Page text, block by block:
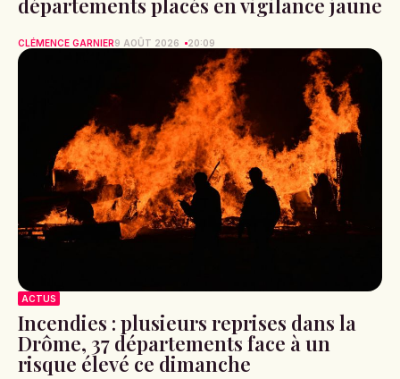
départements placés en vigilance jaune
CLÉMENCE GARNIER9 AOÛT 2026 20:09
ACTUS
Incendies : plusieurs reprises dans la
Drôme, 37 départements face à un
risque élevé ce dimanche